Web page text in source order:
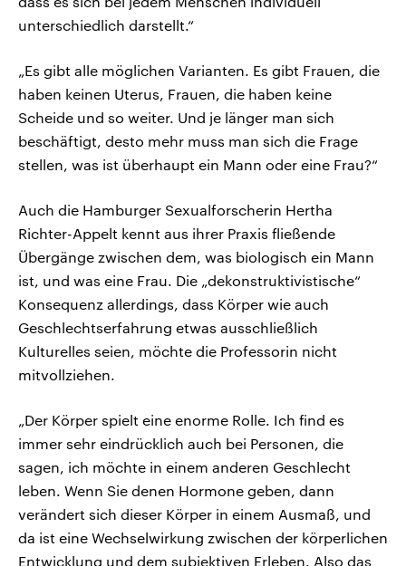
unterschiedlich darstellt.“
„Es gibt alle möglichen Varianten. Es gibt Frauen, die
haben keinen Uterus, Frauen, die haben keine
Scheide und so weiter. Und je länger man sich
beschäftigt, desto mehr muss man sich die Frage
stellen, was ist überhaupt ein Mann oder eine Frau?“
Auch die Hamburger Sexualforscherin Hertha
Richter-Appelt kennt aus ihrer Praxis fließende
Übergänge zwischen dem, was biologisch ein Mann
ist, und was eine Frau. Die „dekonstruktivistische“
Konsequenz allerdings, dass Körper wie auch
Geschlechtserfahrung etwas ausschließlich
Kulturelles seien, möchte die Professorin nicht
mitvollziehen.
„Der Körper spielt eine enorme Rolle. Ich find es
immer sehr eindrücklich auch bei Personen, die
sagen, ich möchte in einem anderen Geschlecht
leben. Wenn Sie denen Hormone geben, dann
verändert sich dieser Körper in einem Ausmaß, und
da ist eine Wechselwirkung zwischen der körperlichen
Entwicklung und dem subjektiven Erleben. Also das